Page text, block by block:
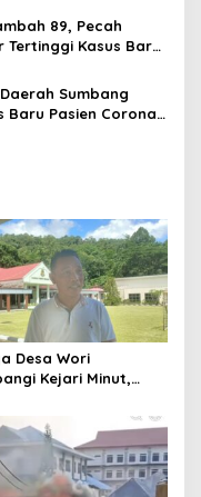
89, Pecah
Tertinggi Kasus Baru
DetailnyaSumbang
Baru Pasien Corona,
Desa Wori
Kejari Minut,
Dugaan Korupsi
Desa